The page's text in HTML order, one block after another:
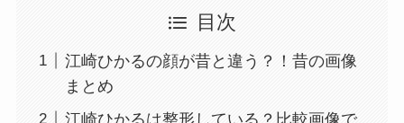
目次
江崎ひかるの顔が昔と違う？！昔の画像
まとめ
江崎ひかるは整形している？比較画像で